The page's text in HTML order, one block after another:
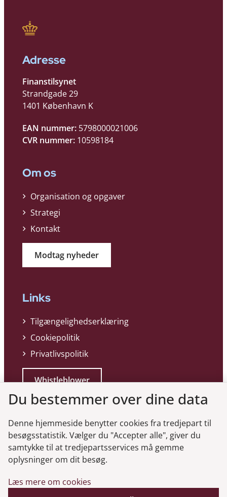
Adresse
Finanstilsynet
Strandgade 29
1401 København K
EAN nummer: 5798000021006
CVR nummer: 10598184
Om os
Organisation og opgaver
Strategi
Kontakt
Modtag nyheder
Links
Tilgængelighedserklæring
Cookiepolitik
Privatlivspolitik
Whistleblower
Genveje
Gå til virksomhedsregisteret
Du bestemmer over dine data
Denne hjemmeside benytter cookies fra tredjepart til
besøgsstatistik. Vælger du "Accepter alle", giver du
samtykke til at tredjepartsservices må gemme
oplysninger om dit besøg.
Læs mere om cookies